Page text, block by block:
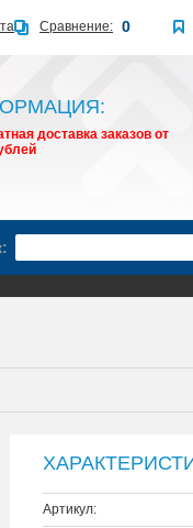
доставка заказов от
Артикул:
Сравнение: 0